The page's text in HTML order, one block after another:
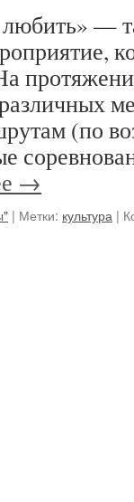
—
(по
→
| Метки: культура |